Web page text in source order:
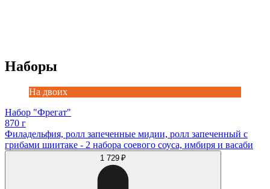
Наборы
На двоих
Набор "Фрегат"
870 г
Филадельфия, ролл запеченные мидии, ролл запеченный с
грибами шиитаке - 2 набора соевого соуса, имбиря и васаби
1 729 ₽